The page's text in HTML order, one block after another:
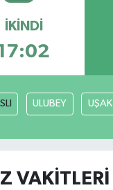
İKINDI
ULUBEY UŞAK
VAKITLERI